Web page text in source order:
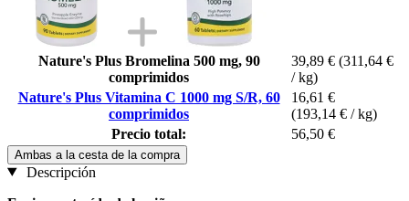
Nature's Plus Bromelina 500 mg, 90
comprimidos
39,89 € (311,64 €
/ kg)
Nature's Plus Vitamina C 1000 mg S/R, 60
comprimidos
16,61 €
(193,14 € / kg)
Precio total:
56,50 €
Ambas a la cesta de la compra
Descripción